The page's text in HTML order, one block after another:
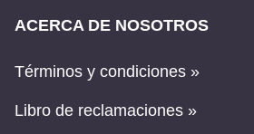
ACERCA DE NOSOTROS
Términos y condiciones »
Libro de reclamaciones »